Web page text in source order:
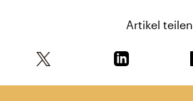
Artikel teilen